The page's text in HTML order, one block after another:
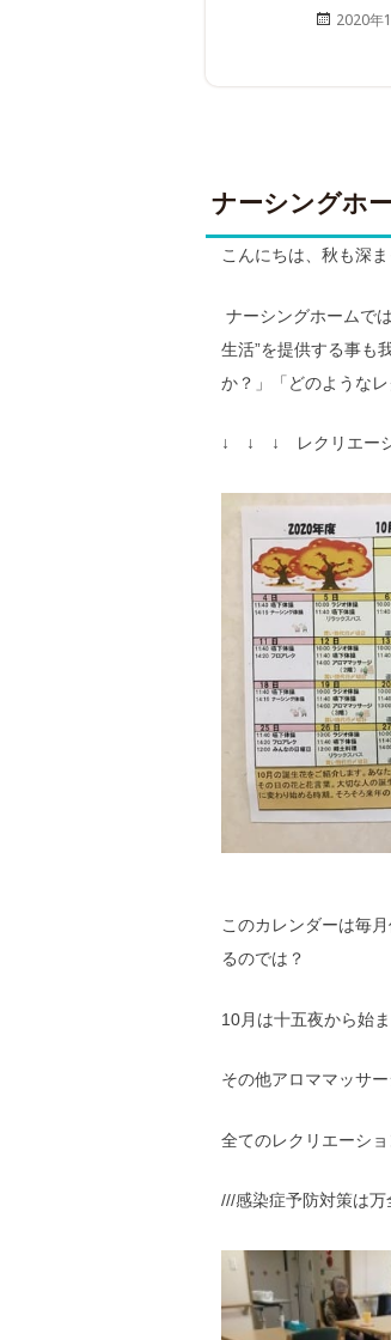
Posted
2020年
ナーシングホ
こんにちは、秋も深
ナーシングホームで
生活”を提供する事も
か？」「どのような
↓ ↓ ↓ レクリエー
このカレンダーは毎
るのでは？
10月は十五夜から始
その他アロママッサ
全てのレクリエーシ
///感染症予防対策は